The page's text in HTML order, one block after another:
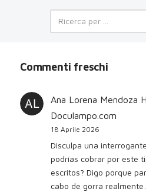
Commenti freschi
Ana Lorena Mendoza
Doculampo.com
18 Aprile 2026
Disculpa una
podrías cobrar por este
escritos? Digo porque
cabo de gorra realmente…